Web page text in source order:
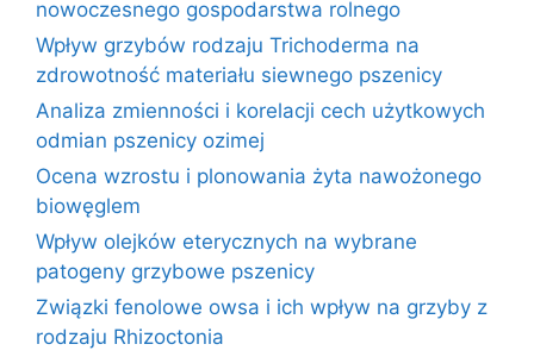
nowoczesnego gospodarstwa rolnego
Wpływ grzybów rodzaju Trichoderma na
zdrowotność materiału siewnego pszenicy
Analiza zmienności i korelacji cech użytkowych
odmian pszenicy ozimej
Ocena wzrostu i plonowania żyta nawożonego
biowęglem
Wpływ olejków eterycznych na wybrane
patogeny grzybowe pszenicy
Związki fenolowe owsa i ich wpływ na grzyby z
rodzaju Rhizoctonia